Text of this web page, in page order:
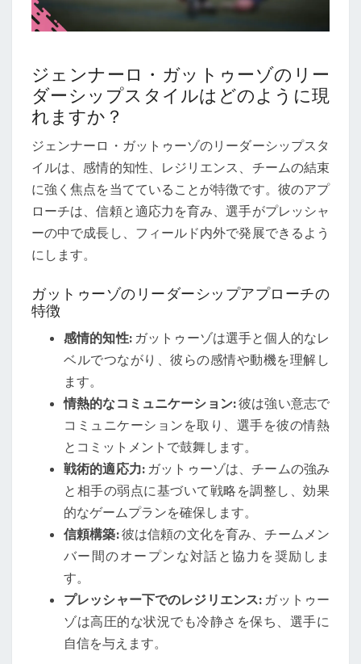
ジェンナーロ・ガットゥーゾのリー
ダーシップスタイルはどのように現
れますか？
ジェンナーロ・ガットゥーゾのリーダーシップスタ
イルは、感情的知性、レジリエンス、チームの結束
に強く焦点を当てていることが特徴です。彼のアプ
ローチは、信頼と適応力を育み、選手がプレッシャ
ーの中で成長し、フィールド内外で発展できるよう
にします。
ガットゥーゾのリーダーシップアプローチの
特徴
感情的知性:ガットゥーゾは選手と個人的なレ
ベルでつながり、彼らの感情や動機を理解し
ます。
情熱的なコミュニケーション:彼は強い意志で
コミュニケーションを取り、選手を彼の情熱
とコミットメントで鼓舞します。
戦術的適応力:ガットゥーゾは、チームの強み
と相手の弱点に基づいて戦略を調整し、効果
的なゲームプランを確保します。
信頼構築:彼は信頼の文化を育み、チームメン
バー間のオープンな対話と協力を奨励しま
す。
プレッシャー下でのレジリエンス: ガットゥー
ゾは高圧的な状況でも冷静さを保ち、選手に
自信を与えます。